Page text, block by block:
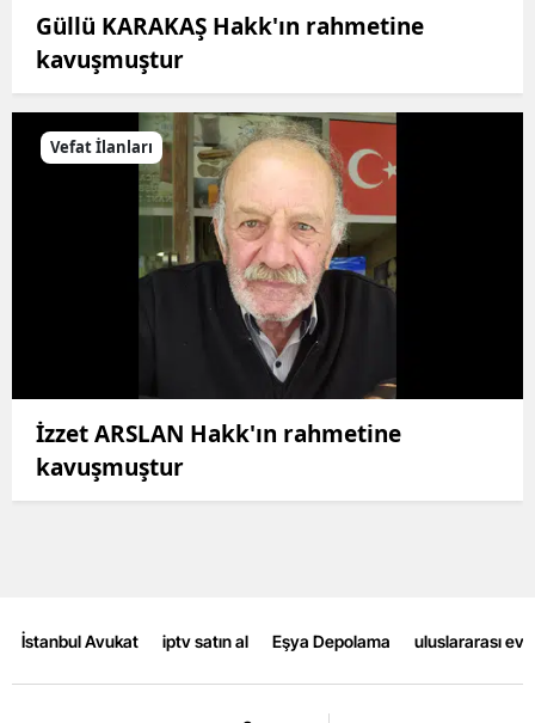
Güllü KARAKAŞ Hakk'ın rahmetine
kavuşmuştur
Vefat İlanları
İzzet ARSLAN Hakk'ın rahmetine
kavuşmuştur
İstanbul Avukat iptv satın al Eşya Depolama uluslararası